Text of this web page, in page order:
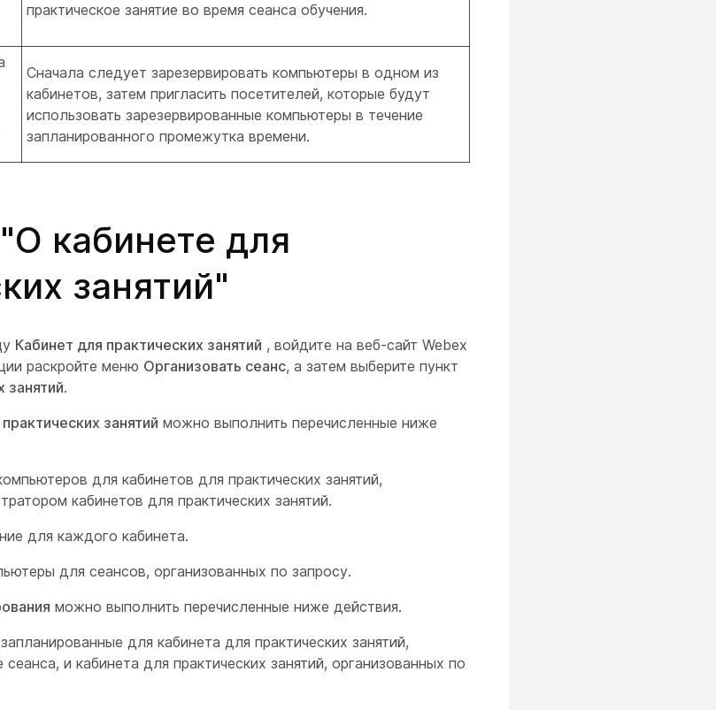
практическое занятие во время сеанса обучения.
Сначала следует зарезервировать компьютеры в одном из
кабинетов, затем пригласить посетителей, которые будут
использовать зарезервированные компьютеры в течение
запланированного промежутка времени.
кабинете для
занятий"
Кабинет для практических занятий , войдите на веб-сайт Webex
раскройте меню Организовать сеанс, а затем выберите пункт
занятий.
занятий можно выполнить перечисленные ниже
для кабинетов для практических занятий,
кабинетов для практических занятий.
для каждого кабинета.
для сеансов, организованных по запросу.
можно выполнить перечисленные ниже действия.
для кабинета для практических занятий,
и кабинета для практических занятий, организованных по